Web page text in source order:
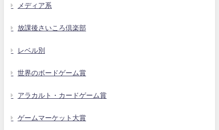
メディア系
放課後さいころ倶楽部
レベル別
世界のボードゲーム賞
アラカルト・カードゲーム賞
ゲームマーケット大賞